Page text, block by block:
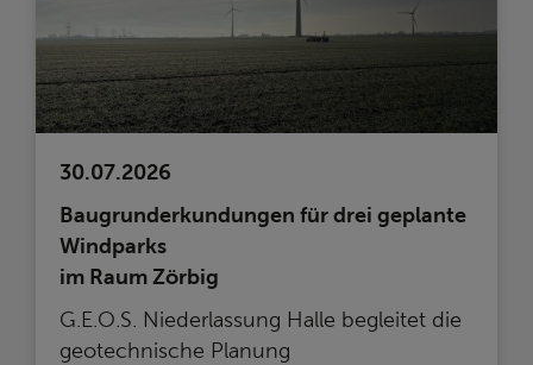
30.07.2026
Baugrunderkundungen für drei geplante
Windparks
im Raum Zörbig
G.E.O.S. Niederlassung Halle begleitet die
geotechnische Planung